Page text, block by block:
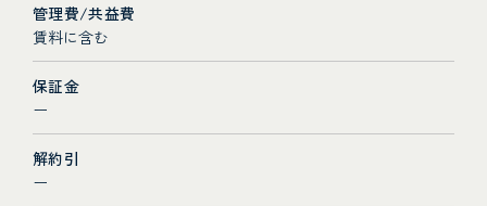
管理費/共益費
賃料に含む
保証金
ー
解約引
ー